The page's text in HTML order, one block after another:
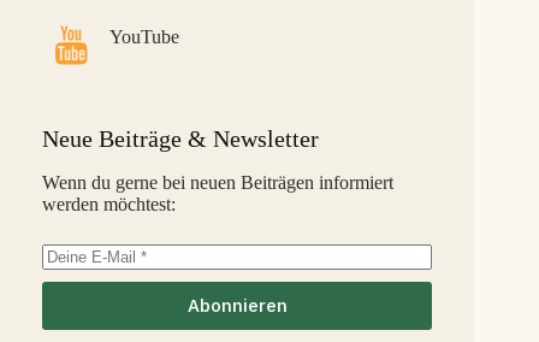
32 Savy
InSoil 2,6 % S
37 Linked Finance -6,3 % S
YouTube
Neue Beiträge & Newsletter
Wenn du gerne bei neuen Beiträgen informiert
werden möchtest:
Abonnieren